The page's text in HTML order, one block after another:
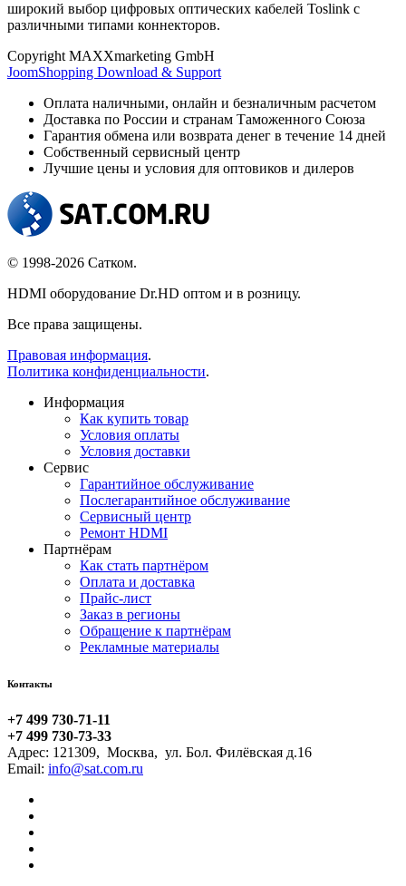
широкий выбор цифровых оптических кабелей Toslink с
различными типами коннекторов.
Copyright MAXXmarketing GmbH
JoomShopping Download & Support
Оплата наличными, онлайн и безналичным расчетом
Доставка по России и странам Таможенного Союза
Гарантия обмена или возврата денег в течение 14 дней
Собственный сервисный центр
Лучшие цены и условия для оптовиков и дилеров
© 1998-2026 Сатком.
HDMI оборудование Dr.HD оптом и в розницу.
Все права защищены.
Правовая информация.
Политика конфиденциальности.
Информация
Как купить товар
Условия оплаты
Условия доставки
Сервис
Гарантийное обслуживание
Послегарантийное обслуживание
Сервисный центр
Ремонт HDMI
Партнёрам
Как стать партнёром
Оплата и доставка
Прайс-лист
Заказ в регионы
Обращение к партнёрам
Рекламные материалы
Контакты
+7 499 730-71-11
+7 499 730-73-33
Адрес: 121309, Москва, ул. Бол. Филёвская д.16
Email: